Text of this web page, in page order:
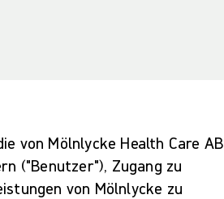
von Mölnlycke Health Care AB
("Benutzer"), Zugang zu
von Mölnlycke zu